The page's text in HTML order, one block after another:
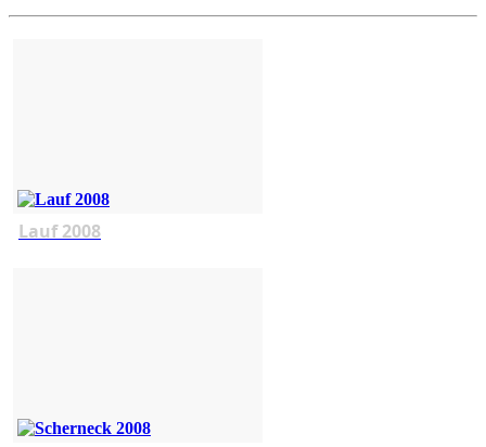
Lauf 2008